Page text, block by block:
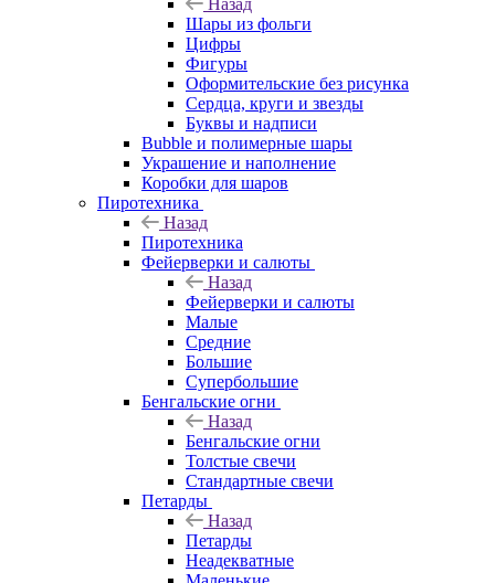
Назад
Шары из фольги
Цифры
Фигуры
Оформительские без рисунка
Сердца, круги и звезды
Буквы и надписи
Bubble и полимерные шары
Украшение и наполнение
Коробки для шаров
Пиротехника
Назад
Пиротехника
Фейерверки и салюты
Назад
Фейерверки и салюты
Малые
Средние
Большие
Супербольшие
Бенгальские огни
Назад
Бенгальские огни
Толстые свечи
Стандартные свечи
Петарды
Назад
Петарды
Неадекватные